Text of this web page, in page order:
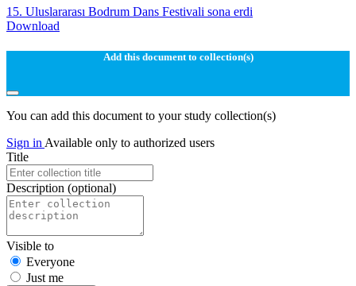
15. Uluslararası Bodrum Dans Festivali sona erdi
Download
Add this document to collection(s)
You can add this document to your study collection(s)
Sign in Available only to authorized users
Title
Description (optional)
Visible to
Everyone
Just me